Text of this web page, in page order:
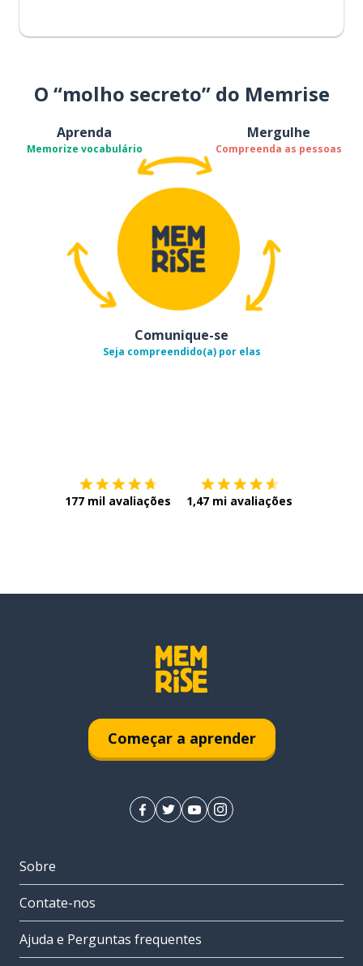
O “molho secreto” do Memrise
Aprenda
Memorize vocabulário
Mergulhe
Compreenda as pessoas
Comunique-se
Seja compreendido(a) por elas
177 mil avaliações 1,47 mi avaliações
Começar a aprender
Sobre
Contate-nos
Ajuda e Perguntas frequentes